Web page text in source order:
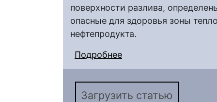
поверхности разлива,
опасные для здоровья зоны
нефтепродукта.
Подробнее
нефтесборных
технологий
Загрузить статью